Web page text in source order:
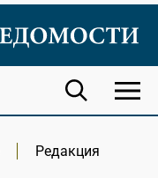
Редакция